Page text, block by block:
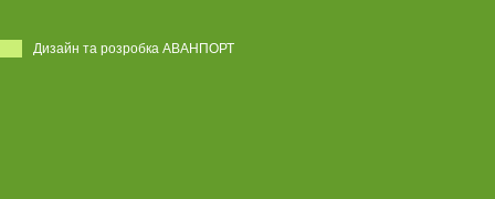
Дизайн та розробка АВАНПОРТ